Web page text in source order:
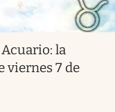
la
viernes 7 de